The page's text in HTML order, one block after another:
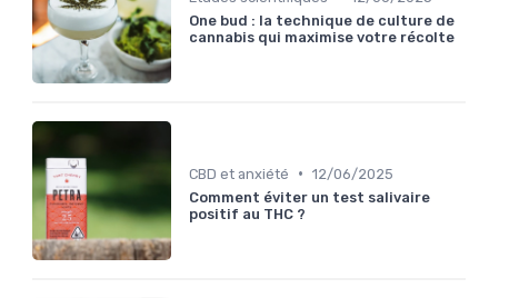
One bud : la technique de culture de
cannabis qui maximise votre récolte
CBD et anxiété • 12/06/2025
Comment éviter un test salivaire
positif au THC ?